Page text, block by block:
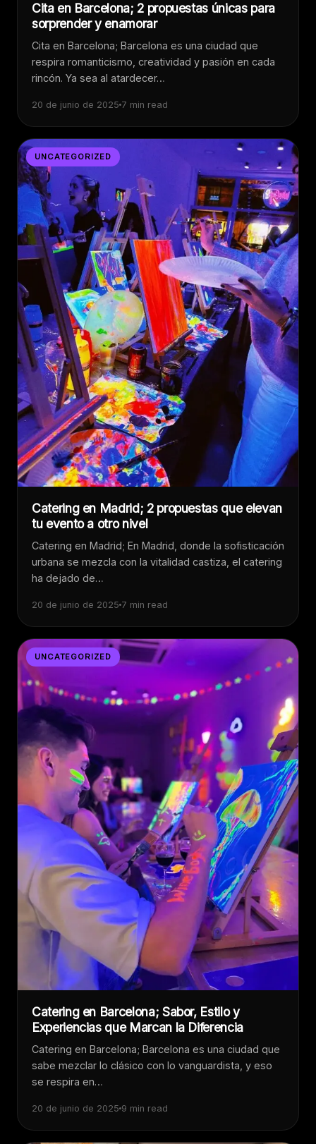
Cita en Barcelona; 2 propuestas únicas para
sorprender y enamorar
Cita en Barcelona; Barcelona es una ciudad que
respira romanticismo, creatividad y pasión en cada
rincón. Ya sea al atardecer…
20 de junio de 2025 7 min read
UNCATEGORIZED
Catering en Madrid; 2 propuestas que elevan
tu evento a otro nivel
Catering en Madrid; En Madrid, donde la sofisticación
urbana se mezcla con la vitalidad castiza, el catering
ha dejado de…
20 de junio de 2025 7 min read
UNCATEGORIZED
Catering en Barcelona; Sabor, Estilo y
Experiencias que Marcan la Diferencia
Catering en Barcelona; Barcelona es una ciudad que
sabe mezclar lo clásico con lo vanguardista, y eso
se respira en…
20 de junio de 2025 9 min read